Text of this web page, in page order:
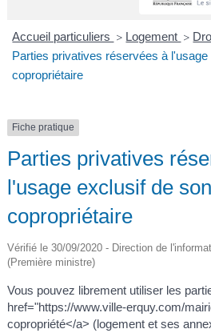
R
Accueil particuliers > Logement >
Parties privatives réservées à
copropriétaire
Fiche pratique
Parties privatives
l'usage exclusif de son
copropriétaire
Vérifié le 30/09/2020 - Direction de
(Première ministre)
Vous pouvez librement utiliser les
href="https://www.ville-erquy.com/
copropriété</a> (logement et ses